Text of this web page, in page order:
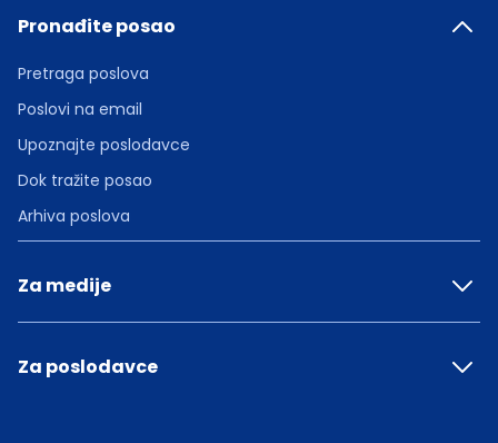
Pronađite posao
Pretraga poslova
Poslovi na email
Upoznajte poslodavce
Dok tražite posao
Arhiva poslova
Za medije
Za poslodavce